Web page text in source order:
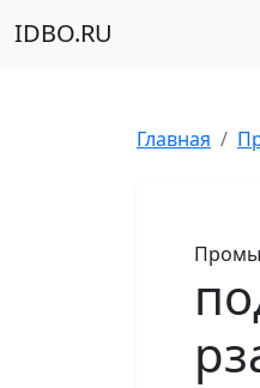
IDBO.RU
Главная